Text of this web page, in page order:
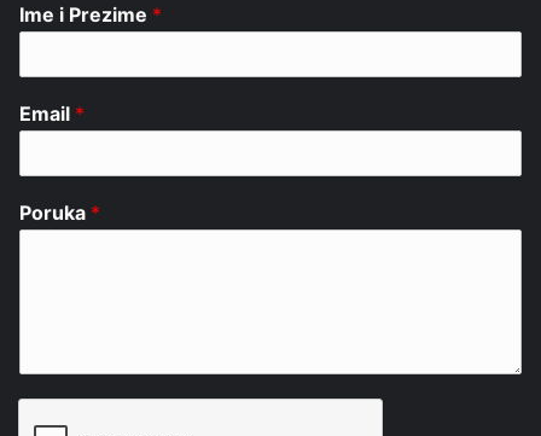
Ime i Prezime *
Email *
Poruka *